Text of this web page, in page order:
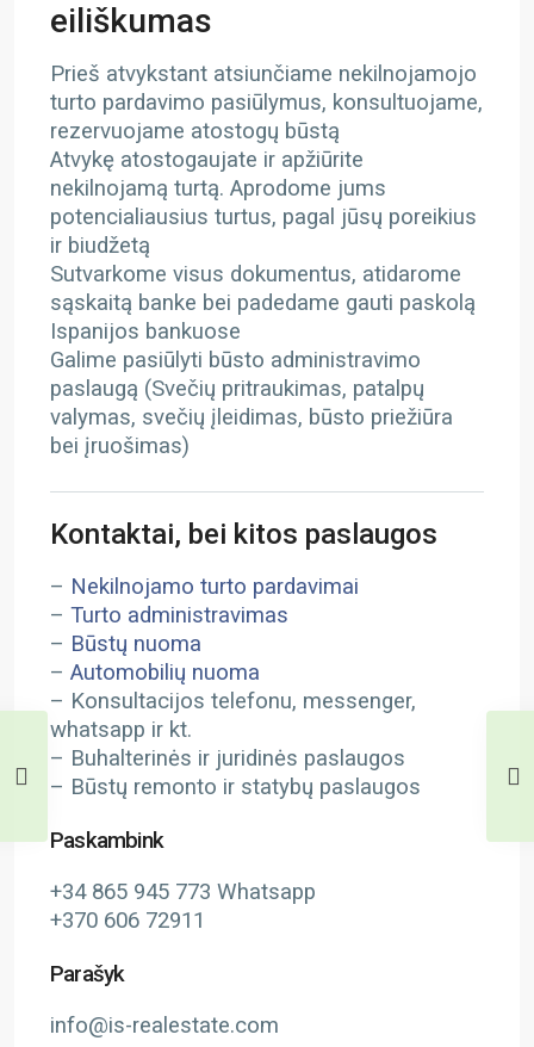
eiliškumas
Prieš atvykstant atsiunčiame nekilnojamojo
turto pardavimo pasiūlymus, konsultuojame,
rezervuojame atostogų būstą
Atvykę atostogaujate ir apžiūrite
nekilnojamą turtą. Aprodome jums
potencialiausius turtus, pagal jūsų poreikius
ir biudžetą
Sutvarkome visus dokumentus, atidarome
sąskaitą banke bei padedame gauti paskolą
Ispanijos bankuose
Galime pasiūlyti būsto administravimo
paslaugą (Svečių pritraukimas, patalpų
valymas, svečių įleidimas, būsto priežiūra
bei įruošimas)
Kontaktai, bei kitos paslaugos
– Nekilnojamo turto pardavimai
– Turto administravimas
– Būstų nuoma
– Automobilių nuoma
– Konsultacijos telefonu, messenger,
whatsapp ir kt.
– Buhalterinės ir juridinės paslaugos
– Būstų remonto ir statybų paslaugos
Paskambink
+34 865 945 773 Whatsapp
+370 606 72911
Parašyk
info@is-realestate.com